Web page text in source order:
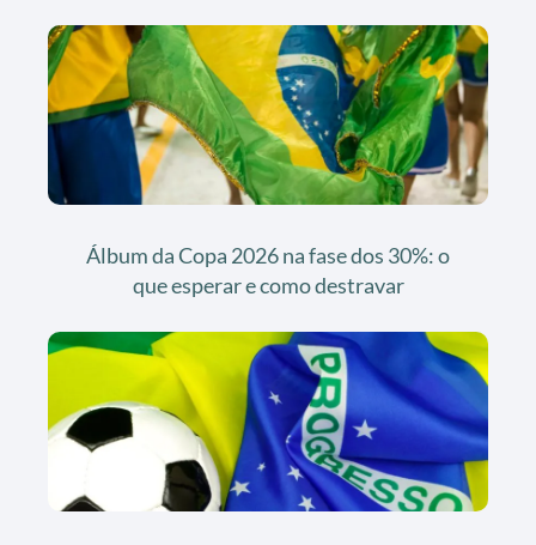
Álbum da Copa 2026 na fase dos 30%: o
que esperar e como destravar